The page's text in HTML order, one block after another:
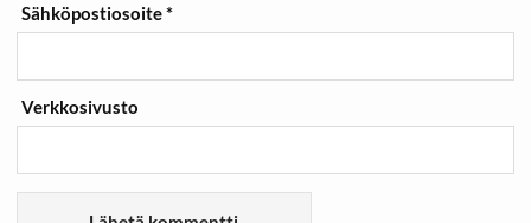
Sähköpostiosoite*
Verkkosivusto